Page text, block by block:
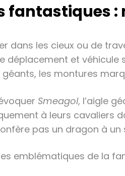
fantastiques :
dans les cieux ou de
déplacement et véhicule
les montures
Smeagol, l’aigle
à leurs cavaliers
pas un dragon à
emblématiques de la